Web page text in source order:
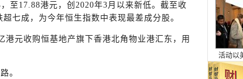
至17.88港元，创2020年3月以来新低。截至收
七成，为今年恒生指数中表现最差成分股。
港元收购恒基地产旗下香港北角物业港汇东，用
。
本浪潮
活动以
为桥，